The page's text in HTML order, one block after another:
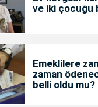
ve iki çocuğu
Emeklilere
zaman
belli oldu mu?